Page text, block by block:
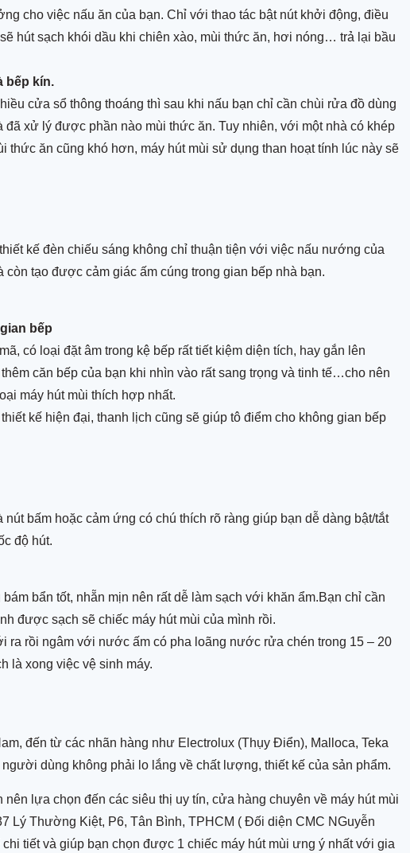
cho việc nấu ăn của bạn. Chỉ với thao tác bật nút khởi động, điều
hút sạch khói dầu khi chiên xào, mùi thức ăn, hơi nóng… trả lại bầu
bếp kín.
cửa sổ thông thoáng thì sau khi nấu bạn chỉ cần chùi rửa đồ dùng
đã xử lý được phần nào mùi thức ăn. Tuy nhiên, với một nhà có khép
ăn cũng khó hơn, máy hút mùi sử dụng than hoạt tính lúc này sẽ
kế đèn chiếu sáng không chỉ thuận tiện với việc nấu nướng của
còn tạo được cảm giác ấm cúng trong gian bếp nhà bạn.
bếp
có loại đặt âm trong kệ bếp rất tiết kiệm diện tích, hay gắn lên
căn bếp của bạn khi nhìn vào rất sang trọng và tinh tế…cho nên
máy hút mùi thích hợp nhất.
kế hiện đại, thanh lịch cũng sẽ giúp tô điểm cho không gian bếp
bấm hoặc cảm ứng có chú thích rõ ràng giúp bạn dễ dàng bật/tắt
độ hút.
bẩn tốt, nhẵn mịn nên rất dễ làm sạch với khăn ẩm.Bạn chỉ cần
được sạch sẽ chiếc máy hút mùi của mình rồi.
ra rồi ngâm với nước ấm có pha loãng nước rửa chén trong 15 – 20
là xong việc vệ sinh máy.
đến từ các nhãn hàng như Electrolux (Thụy Điển), Malloca, Teka
dùng không phải lo lắng về chất lượng, thiết kế của sản phẩm.
lựa chọn đến các siêu thị uy tín, cửa hàng chuyên về máy hút mùi
Lý Thường Kiệt, P6, Tân Bình, TPHCM ( Đối diện CMC NGuyễn
tiết và giúp bạn chọn được 1 chiếc máy hút mùi ưng ý nhất với gia